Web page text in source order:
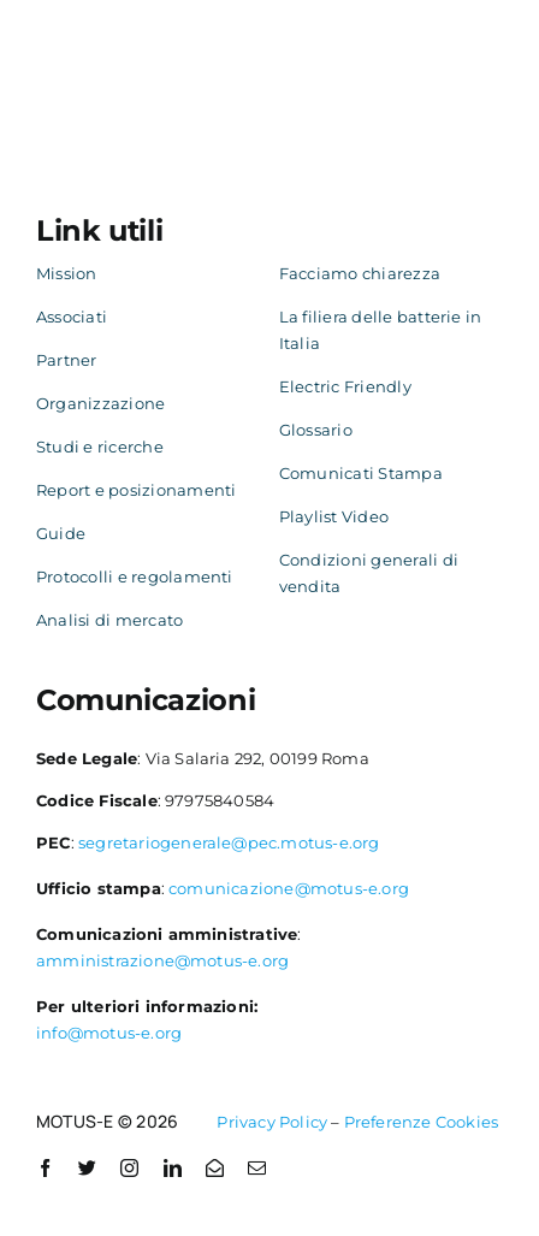
Link utili
Mission
Associati
Partner
Organizzazione
Studi e ricerche
Report e posizionamenti
Guide
Protocolli e regolamenti
Analisi di mercato
Facciamo chiarezza
La filiera delle batterie in
Italia
Electric Friendly
Glossario
Comunicati Stampa
Playlist Video
Condizioni generali di
vendita
Comunicazioni
Sede Legale: Via Salaria 292, 00199 Roma
Codice Fiscale: 97975840584
PEC: segretariogenerale@pec.motus-e.org
Ufficio stampa:comunicazione@motus-e.org
Comunicazioni amministrative:
amministrazione@motus-e.org
Per ulteriori informazioni:
info@motus-e.org
MOTUS-E © 2026 Privacy Policy– Preferenze Cookies